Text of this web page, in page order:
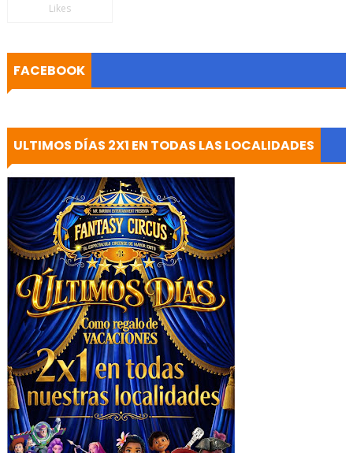
Likes
FACEBOOK
ULTIMOS DÍAS 2X1 EN TODAS LAS LOCALIDADES